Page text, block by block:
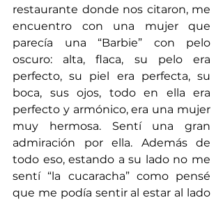
restaurante donde nos citaron, me
encuentro con una mujer que
parecía una “Barbie” con pelo
oscuro: alta, flaca, su pelo era
perfecto, su piel era perfecta, su
boca, sus ojos, todo en ella era
perfecto y armónico, era una mujer
muy hermosa. Sentí una gran
admiración por ella. Además de
todo eso, estando a su lado no me
sentí “la cucaracha” como pensé
que me podía sentir al estar al lado